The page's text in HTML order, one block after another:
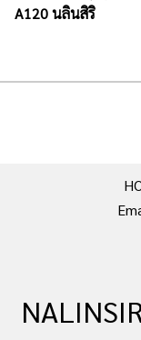
พนักงาน เสื้อโปโล น
A120 นลินสิริ